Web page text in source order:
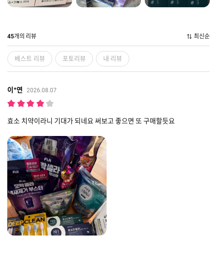
45개의 리뷰 최신순
베스트 리뷰 포토리뷰 내 리뷰
이*연 2026.08.07
효소 치약이라니 기대가 되네요 써보고 좋으면 또 구매할듯요